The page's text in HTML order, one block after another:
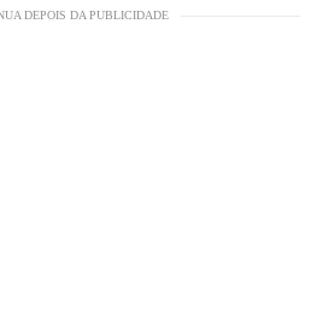
DEPOIS DA PUBLICIDADE